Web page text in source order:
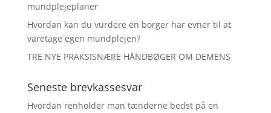
mundplejeplaner
Hvordan kan du vurdere en borger har evner til at
varetage egen mundplejen?
TRE NYE PRAKSISNÆRE HÅNDBØGER OM DEMENS
Seneste brevkassesvar
Hvordan renholder man tænderne bedst på en